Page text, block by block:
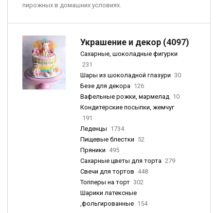
пирожных в домашних условиях.
Украшение и декор (4097)
Сахарные, шоколадные фигурки
231
Шары из шоколадной глазури 30
Безе для декора 126
Вафельные рожки, мармелад 10
Кондитерские посыпки, жемчуг
191
Леденцы 1734
Пищевые блестки 52
Пряники 495
Сахарные цветы для торта 279
Свечи для тортов 448
Топперы на торт 302
Шарики латексные
,фольгированные 154